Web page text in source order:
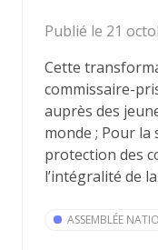
Publié le 21
Cette
commissaire-
auprès des
monde ; Pour
protection des
l’intégralité de
ASSEMBLÉE